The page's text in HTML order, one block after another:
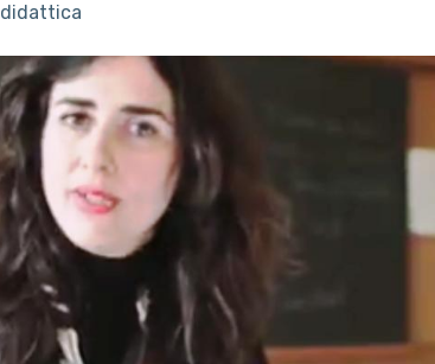
didattica